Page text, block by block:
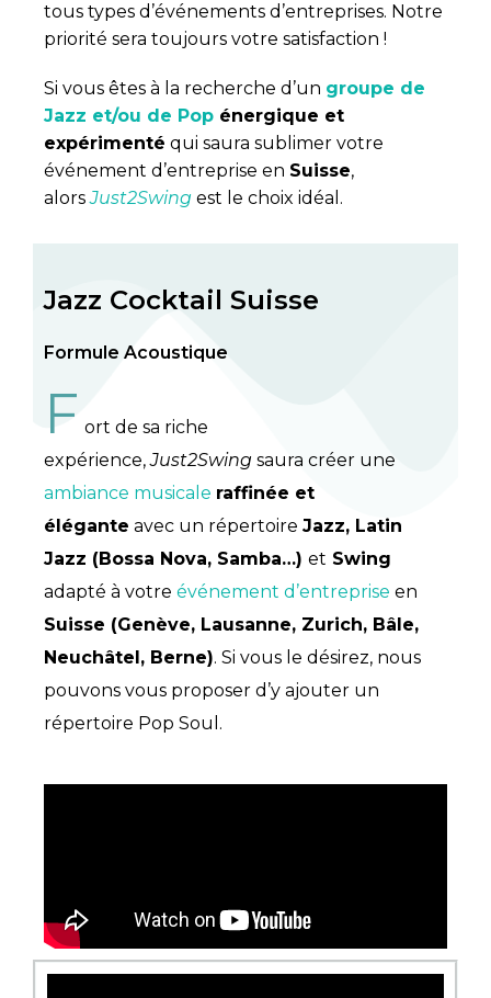
tous types d’événements d’entreprises. Notre
priorité sera toujours votre satisfaction !
Si vous êtes à la recherche d’un groupe de
Jazz et/ou de Pop énergique et
expérimenté qui saura sublimer votre
événement d’entreprise en Suisse,
alorsJust2Swing est le choix idéal.
Jazz Cocktail Suisse
Formule Acoustique
F ort de sa riche
expérience,Just2Swing saura créer une
ambiance musicale raffinée et
élégante avec un répertoire Jazz, Latin
Jazz (Bossa Nova, Samba…) et Swing
adapté à votre événement d’entreprise en
Suisse (Genève, Lausanne, Zurich, Bâle,
Neuchâtel, Berne). Si vous le désirez, nous
pouvons vous proposer d’y ajouter un
répertoire Pop Soul.